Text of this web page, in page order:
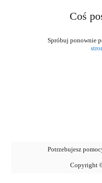
Coś
Potrzebujesz
Copyright